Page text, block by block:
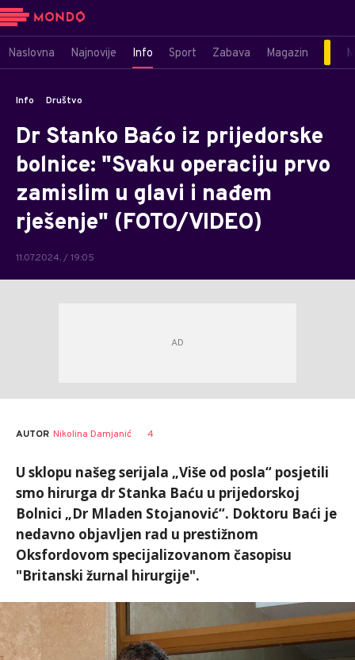
Naslovna Najnovije Info Sport Zabava Magazin
Info Društvo
Dr Stanko Baćo iz prijedorske
bolnice: "Svaku operaciju prvo
zamislim u glavi i nađem
rješenje" (FOTO/VIDEO)
11.07.2024. / 19:05
AUTOR Nikolina Damjanić 4
U sklopu našeg serijala „Više od posla“ posjetili
smo hirurga dr Stanka Baću u prijedorskoj
Bolnici „Dr Mladen Stojanović“. Doktoru Baći je
nedavno objavljen rad u prestižnom
Oksfordovom specijalizovanom časopisu
"Britanski žurnal hirurgije".